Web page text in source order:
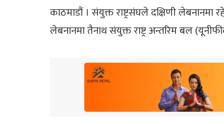
काठमाडौं । संयुक्त राष्ट्रसंघले दक्षिणी
लेबनानमा तैनाथ संयुक्त राष्ट्र अन्तरिम बल